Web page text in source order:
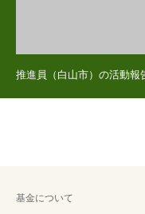
推進員（白山市）の活動報
基金について